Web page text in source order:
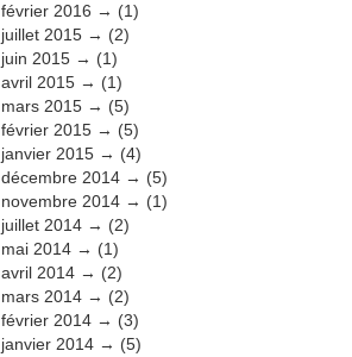
février 2016
(1)
juillet 2015
(2)
juin 2015
(1)
avril 2015
(1)
mars 2015
(5)
février 2015
(5)
janvier 2015
(4)
décembre 2014
(5)
novembre 2014
(1)
juillet 2014
(2)
mai 2014
(1)
avril 2014
(2)
mars 2014
(2)
février 2014
(3)
janvier 2014
(5)